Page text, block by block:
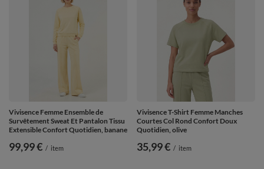
Vivisence Femme Ensemble de
Survêtement Sweat Et Pantalon Tissu
Extensible Confort Quotidien, banane
99,99 € / item
Vivisence T-Shirt Femme Manches
Courtes Col Rond Confort Doux
Quotidien, olive
35,99 € / item